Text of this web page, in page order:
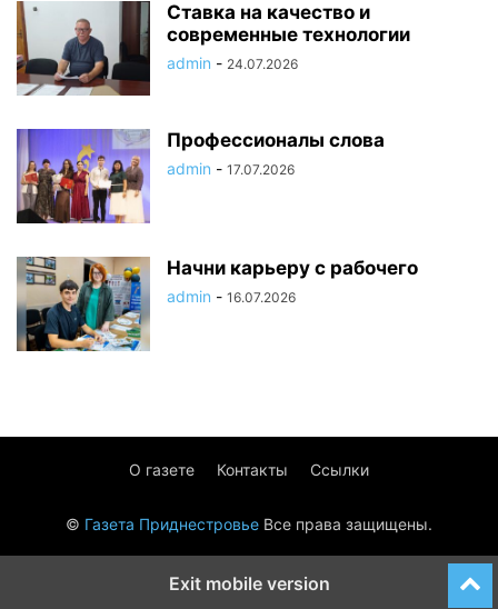
Ставка на качество и
современные технологии
admin - 24.07.2026
Профессионалы слова
admin - 17.07.2026
Начни карьеру с рабочего
admin - 16.07.2026
О газете Контакты Ссылки
© Газета Приднестровье Все права защищены.
Exit mobile version